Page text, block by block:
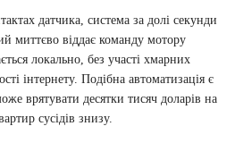
датчика, система за долі секунди
миттєво віддає команду мотору
локально, без участі хмарних
інтернету. Подібна автоматизація є
врятувати десятки тисяч доларів на
сусідів знизу.